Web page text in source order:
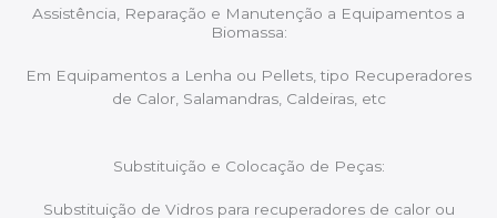
Assistência, Reparação e Manutenção a Equipamentos a
Biomassa:
Em Equipamentos a Lenha ou Pellets, tipo Recuperadores
de Calor, Salamandras, Caldeiras, etc
Substituição e Colocação de Peças:
Substituição de Vidros para recuperadores de calor ou